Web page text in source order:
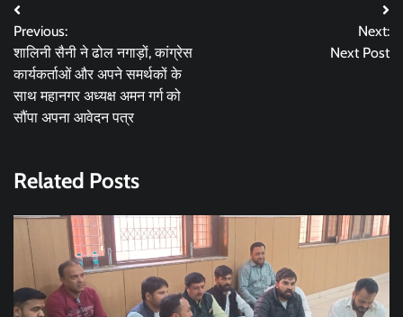
Post
navigation
Previous:
शालिनी सैनी ने ढोल नगाड़ों, कांग्रेस
कार्यकर्ताओं और अपने समर्थकों के
साथ महानगर अध्यक्ष अमन गर्ग को
सौंपा अपना आवेदन पत्र
Next:
Next Post
Related Posts